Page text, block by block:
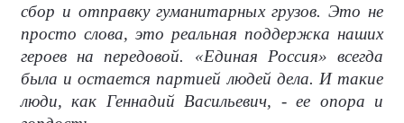
сбор и отправку гуманитарных грузов. Это не
просто слова, это реальная поддержка наших
героев на передовой. «Единая Россия» всегда
была и остается партией людей дела. И такие
люди, как Геннадий Васильевич, - ее опора и